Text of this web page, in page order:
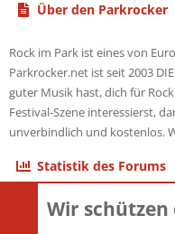
Über den Parkrocker
Rock im Park ist eines von
Parkrocker.net ist seit 2003
guter Musik hast, dich für
Festival-Szene interessierst,
unverbindlich und kostenlos.
Statistik des Forums
ThemenWir